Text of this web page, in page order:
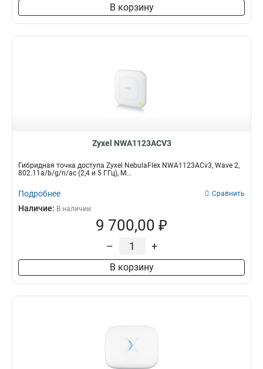
В корзину
Zyxel NWA1123ACV3
Гибридная точка доступа Zyxel NebulaFlex NWA1123ACv3, Wave 2,
802.11a/b/g/n/ac (2,4 и 5 ГГц), M...
Подробнее Сравнить
Наличие: В наличии
9 700,00 ₽
– +
В корзину